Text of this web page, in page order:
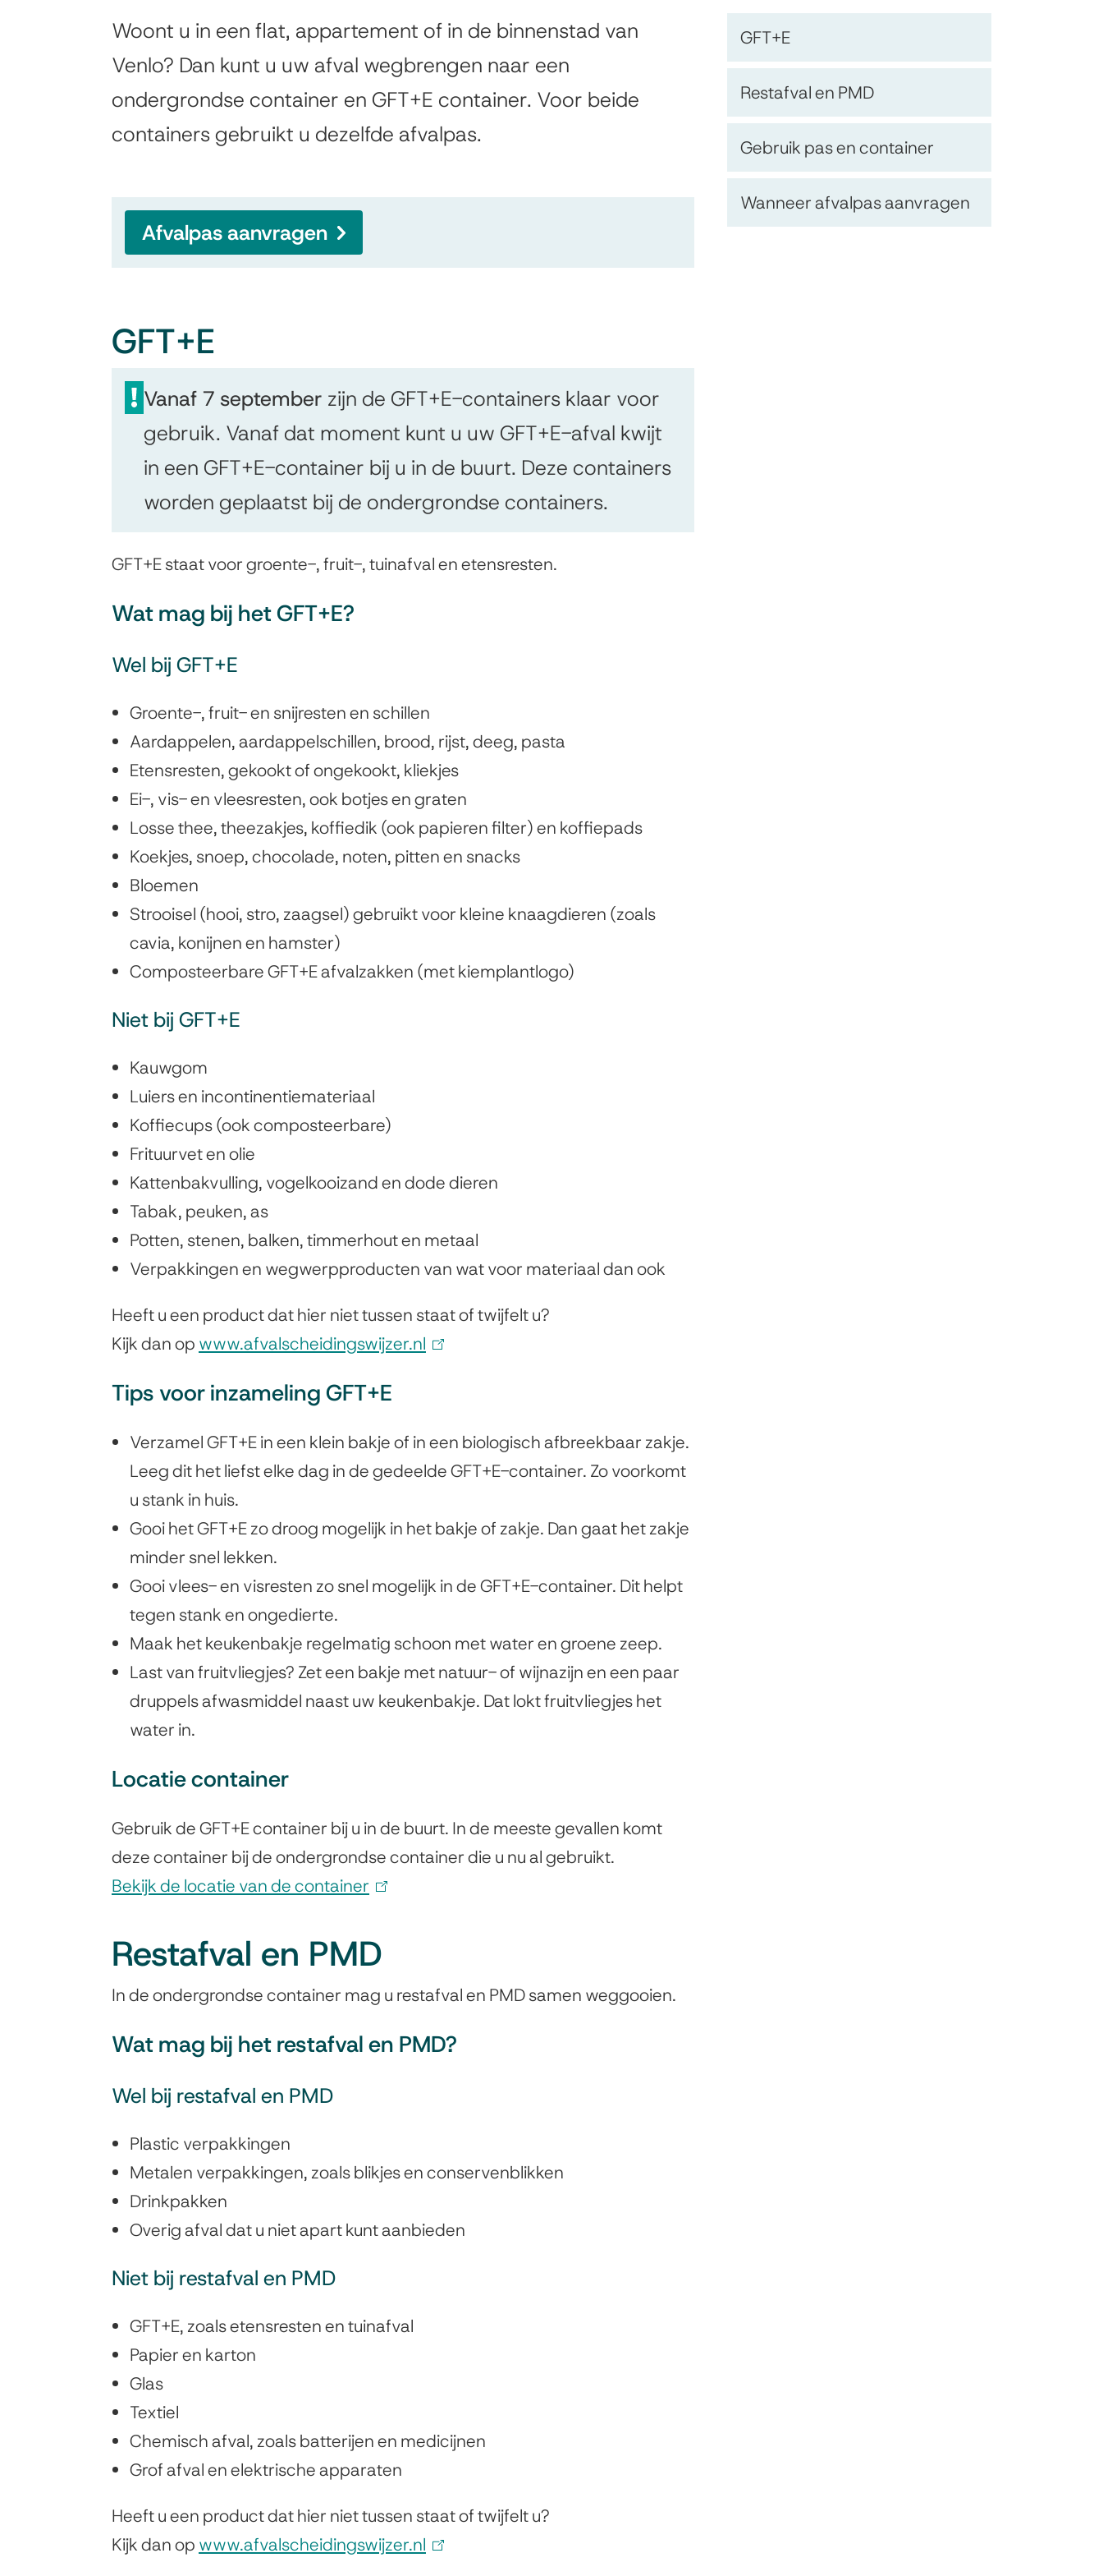
Ondergrondse
containers
GFT+E
Op
deze
pagina
GFT+E
Restafval en PMD
Gebruik pas en container
Wanneer afvalpas aanvragen
AlgemeenWoont u in een flat, appartement of in de binnenstad van
Venlo? Dan kunt u uw afval wegbrengen naar een
ondergrondse container en GFT+E container. Voor beide
containers gebruikt u dezelfde afvalpas.
Afvalpas aanvragen
GFT+E
Vanaf 7 september zijn de GFT+E-containers klaar voor
gebruik. Vanaf dat moment kunt u uw GFT+E-afval kwijt
in een GFT+E-container bij u in de buurt. Deze containers
worden geplaatst bij de ondergrondse containers.
GFT+E staat voor groente-, fruit-, tuinafval en etensresten.
Wat mag bij het GFT+E?
Wel bij GFT+E
Groente-, fruit- en snijresten en schillen
Aardappelen, aardappelschillen, brood, rijst, deeg, pasta
Etensresten, gekookt of ongekookt, kliekjes
Ei-, vis- en vleesresten, ook botjes en graten
Losse thee, theezakjes, koffiedik (ook papieren filter) en koffiepads
Koekjes, snoep, chocolade, noten, pitten en snacks
Bloemen
Strooisel (hooi, stro, zaagsel) gebruikt voor kleine knaagdieren (zoals
cavia, konijnen en hamster)
Composteerbare GFT+E afvalzakken (met kiemplantlogo)
Niet bij GFT+E
Kauwgom
Luiers en incontinentiemateriaal
Koffiecups (ook composteerbare)
Frituurvet en olie
Kattenbakvulling, vogelkooizand en dode dieren
Tabak, peuken, as
Potten, stenen, balken, timmerhout en metaal
Verpakkingen en wegwerpproducten van wat voor materiaal dan ook
Heeft u een product dat hier niet tussen staat of twijfelt u?
Kijk dan op www.afvalscheidingswijzer.nl
t
Tips voor inzameling GFT+E
Verzamel GFT+E in een klein bakje of in een biologisch afbreekbaar zakje.
Leeg dit het liefst elke dag in de gedeelde GFT+E-container. Zo voorkomt
u stank in huis.
Gooi het GFT+E zo droog mogelijk in het bakje of zakje. Dan gaat het zakje
minder snel lekken.
Gooi vlees- en visresten zo snel mogelijk in de GFT+E-container. Dit helpt
tegen stank en ongedierte.
Maak het keukenbakje regelmatig schoon met water en groene zeep.
Last van fruitvliegjes? Zet een bakje met natuur- of wijnazijn en een paar
druppels afwasmiddel naast uw keukenbakje. Dat lokt fruitvliegjes het
water in.
Locatie container
Gebruik de GFT+E container bij u in de buurt. In de meeste gevallen komt
deze container bij de ondergrondse container die u nu al gebruikt.
Bekijk de locatie van de container
i
n
k
s
e
n
Restafval en PMD
In de ondergrondse container mag u restafval en PMD samen weggooien.
Wat mag bij het restafval en PMD?
Wel bij restafval en PMD
Plastic verpakkingen
Metalen verpakkingen, zoals blikjes en conservenblikken
Drinkpakken
Overig afval dat u niet apart kunt aanbieden
Niet bij restafval en PMD
GFT+E, zoals etensresten en tuinafval
Papier en karton
Glas
Textiel
Chemisch afval, zoals batterijen en medicijnen
Grof afval en elektrische apparaten
Heeft u een product dat hier niet tussen staat of twijfelt u?
Kijk dan op www.afvalscheidingswijzer.nl